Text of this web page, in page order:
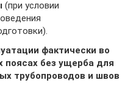
(при условии
фактически во
поясах без ущерба для
трубопроводов и швов